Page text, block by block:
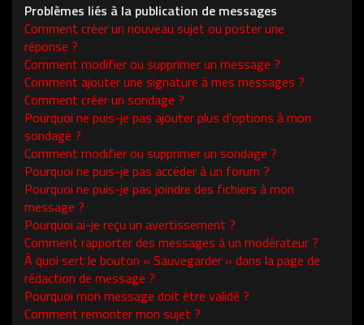
Problèmes liés à la publication de messages
Comment créer un nouveau sujet ou poster une
réponse ?
Comment modifier ou supprimer un message ?
Comment ajouter une signature à mes messages ?
Comment créer un sondage ?
Pourquoi ne puis-je pas ajouter plus d’options à mon
sondage ?
Comment modifier ou supprimer un sondage ?
Pourquoi ne puis-je pas accéder à un forum ?
Pourquoi ne puis-je pas joindre des fichiers à mon
message ?
Pourquoi ai-je reçu un avertissement ?
Comment rapporter des messages à un modérateur ?
À quoi sert le bouton « Sauvegarder » dans la page de
rédaction de message ?
Pourquoi mon message doit être validé ?
Comment remonter mon sujet ?